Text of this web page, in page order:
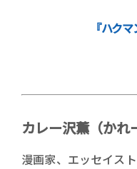
『ハク
カレー沢薫（かれ
漫画家、エッセイス